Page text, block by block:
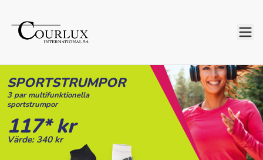
SPORTSTRUMPOR
3 par multifunktionella
sportstrumpor
117* kr
Värde: 340 kr